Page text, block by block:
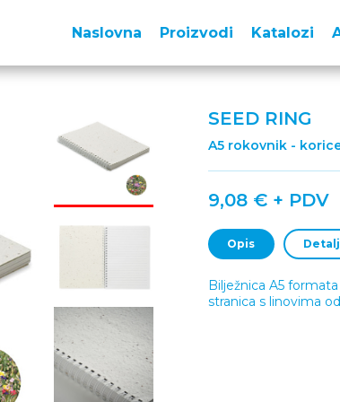
Naslovna Proizvodi Katalozi
SEED RING
A5 rokovnik -
9,08 € + PDV
Opis
Bilježnica A5
stranica s linovima